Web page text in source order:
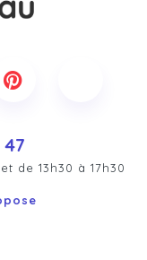
de 13h30 à 17h30